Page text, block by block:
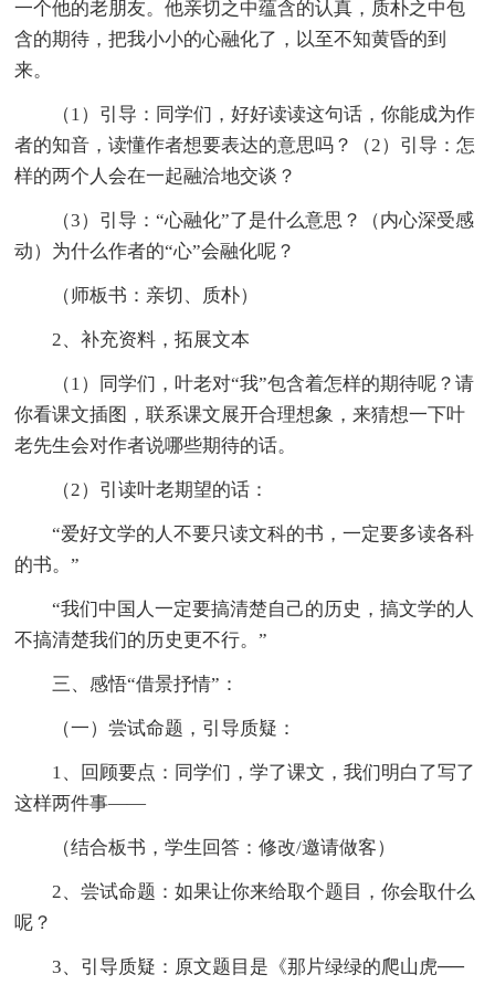
一个他的老朋友。他亲切之中蕴含的认真，质朴之中包
含的期待，把我小小的心融化了，以至不知黄昏的到
来。
（1）引导：同学们，好好读读这句话，你能成为作
者的知音，读懂作者想要表达的意思吗？（2）引导：怎
样的两个人会在一起融洽地交谈？
（3）引导：“心融化”了是什么意思？（内心深受感
动）为什么作者的“心”会融化呢？
（师板书：亲切、质朴）
2、补充资料，拓展文本
（1）同学们，叶老对“我”包含着怎样的期待呢？请
你看课文插图，联系课文展开合理想象，来猜想一下叶
老先生会对作者说哪些期待的话。
（2）引读叶老期望的话：
“爱好文学的人不要只读文科的书，一定要多读各科
的书。”
“我们中国人一定要搞清楚自己的历史，搞文学的人
不搞清楚我们的历史更不行。”
三、感悟“借景抒情”：
（一）尝试命题，引导质疑：
1、回顾要点：同学们，学了课文，我们明白了写了
这样两件事——
（结合板书，学生回答：修改/邀请做客）
2、尝试命题：如果让你来给取个题目，你会取什么
呢？
3、引导质疑：原文题目是《那片绿绿的爬山虎──